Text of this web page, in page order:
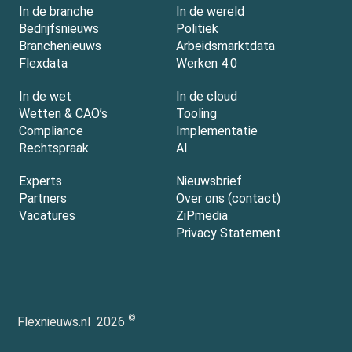
In de branche
Bedrijfsnieuws
Branchenieuws
Flexdata
In de wereld
Politiek
Arbeidsmarktdata
Werken 4.0
In de wet
Wetten & CAO’s
Compliance
Rechtspraak
In de cloud
Tooling
Implementatie
AI
Experts
Partners
Vacatures
Nieuwsbrief
Over ons (contact)
ZiPmedia
Privacy Statement
Flexnieuws.nl 2026 ©